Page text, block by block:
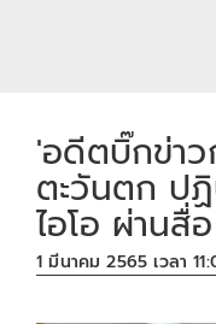
'อดีตบิ๊กข่าว
ตะวันตก ป
ไอโอ ผ่านสื่
1 มีนาคม 2565 เวลา